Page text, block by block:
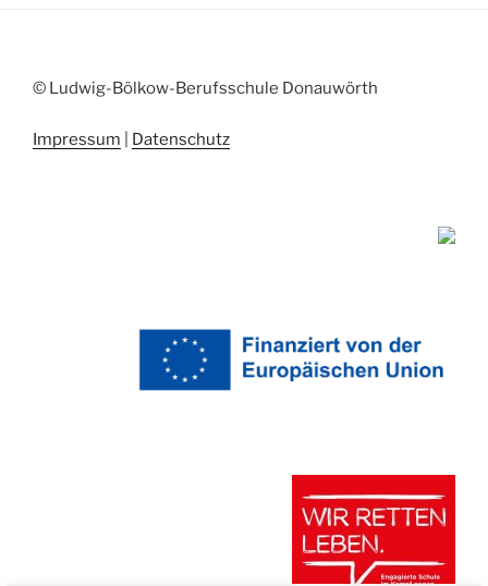
© Ludwig-Bölkow-Berufsschule Donauwörth
Impressum Datenschutz